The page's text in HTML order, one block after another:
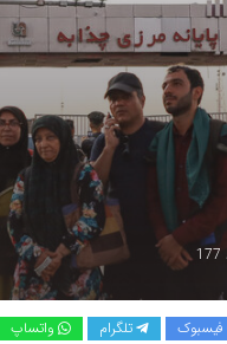
فیسبوک تلگرام واتساپ